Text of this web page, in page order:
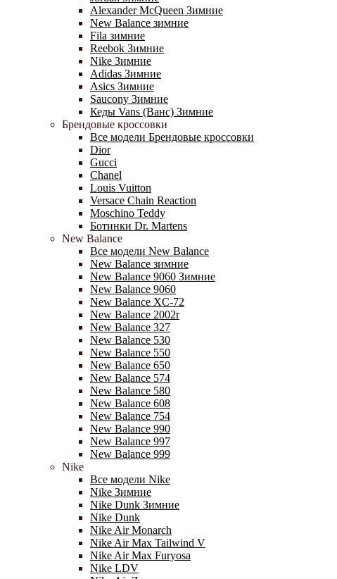
Alexander McQueen Зимние
New Balance зимние
Fila зимние
Reebok Зимние
Nike Зимние
Adidas Зимние
Asics Зимние
Saucony Зимние
Кеды Vans (Ванс) Зимние
Брендовые кроссовки
Все модели Брендовые кроссовки
Dior
Gucci
Chanel
Louis Vuitton
Versace Chain Reaction
Moschino Teddy
Ботинки Dr. Martens
New Balance
Все модели New Balance
New Balance зимние
New Balance 9060 Зимние
New Balance 9060
New Balance XC-72
New Balance 2002r
New Balance 327
New Balance 530
New Balance 550
New Balance 650
New Balance 574
New Balance 580
New Balance 608
New Balance 754
New Balance 990
New Balance 997
New Balance 999
Nike
Все модели Nike
Nike Зимние
Nike Dunk Зимние
Nike Dunk
Nike Air Monarch
Nike Air Max Tailwind V
Nike Air Max Furyosa
Nike LDV